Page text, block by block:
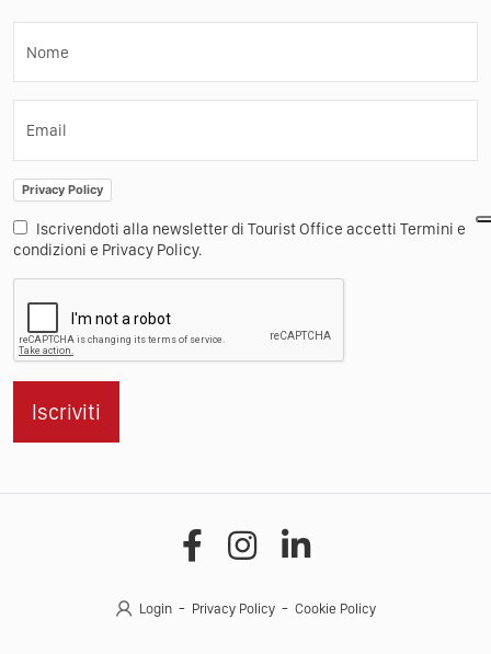
Nome
Email
Privacy Policy
Iscrivendoti alla newsletter di Tourist Office accetti Termini e
condizioni e Privacy Policy.
Iscriviti
Login Privacy Policy Cookie Policy